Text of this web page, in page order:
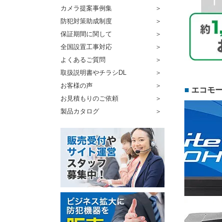
カメラ提案事例集
防犯対策助成制度
保証期間に関して
全国設置工事対応
よくあるご質問
取扱説明書やチラシDL
お客様の声
お見積もりのご依頼
製品カタログ
エコモ